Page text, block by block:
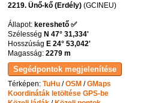
2219. Ünő-kő (Erdély) (GCINEU)
Állapot: kereshető ✅
Szélesség N 47° 31,334'
Hosszúság E 24° 53,042'
Magasság:2279 m
Térképen:TuHu /OSM /GMaps
Koordináták letöltése GPS-be